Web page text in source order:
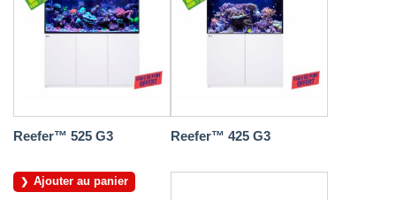
Reefer™ 525 G3
Ajouter au panier
Reefer™ 425 G3